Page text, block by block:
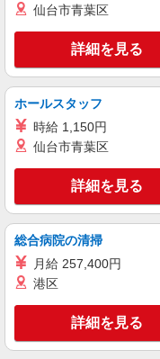
キープ
派遣社員
株式会社メディカル・ワン
時
兵
キープ
正社員
エイジフリーハウス神戸霞
介護
／介護
月
資格等
仙台市青葉区
詳細を見る
ホールスタッフ
時給 1,150円
仙台市青葉区
詳細を見る
総合病院の清掃
月給 257,400円
港区
詳細を見る